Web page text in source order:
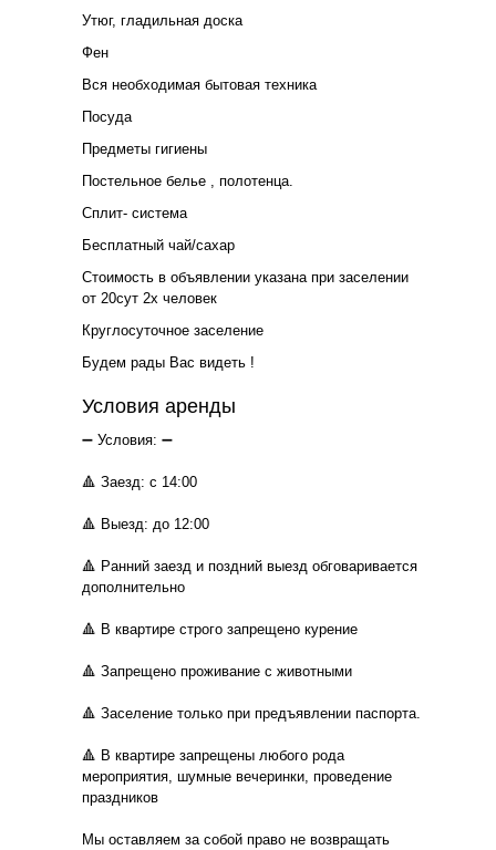
Утюг, гладильная доска
Фен
Вся необходимая бытовая техника
Посуда
Предметы гигиены
Постельное белье , полотенца.
Сплит- система
Бесплатный чай/сахар
Стоимость в объявлении указана при заселении
от 20сут 2х человек
Круглосуточное заселение
Будем рады Вас видеть !
Условия аренды
➖ Условия: ➖
🔺 Заезд: с 14:00
🔺 Выезд: до 12:00
🔺 Ранний заезд и поздний выезд обговаривается
дополнительно
🔺 В квартире строго запрещено курение
🔺 Запрещено проживание с животными
🔺 Заселение только при предъявлении паспорта.
🔺 В квартире запрещены любого рода
мероприятия, шумные вечеринки, проведение
праздников
Мы оставляем за собой право не возвращать